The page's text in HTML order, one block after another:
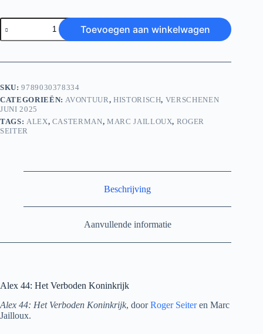
Alex
44:
Het
Koninkrijk
Toevoegen aan winkelwagen
SKU:9789030378334
CATEGORIEËN: AVONTUUR, HISTORISCH, VERSCHENEN
JUNI 2025
TAGS: ALEX, CASTERMAN, MARC JAILLOUX, ROGER
SEITER
Beschrijving
Aanvullende informatie
Alex 44: Het Verboden Koninkrijk
Alex 44: Het Verboden Koninkrijk, doorRoger Seiteren Marc
Jailloux.